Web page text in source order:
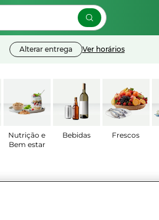
Alterar entrega Ver horários
Nutrição e
Bem estar
Bebidas Frescos